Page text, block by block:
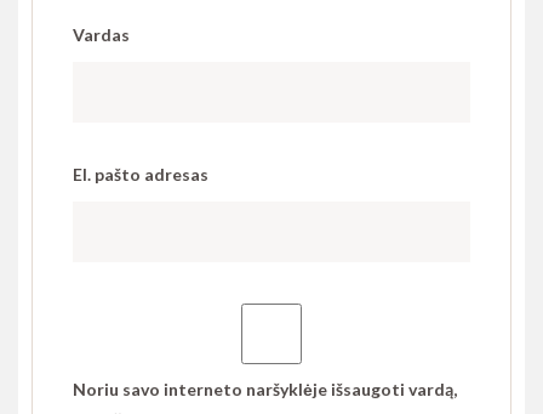
Vardas
El. pašto adresas
Noriu savo interneto naršyklėje išsaugoti vardą,